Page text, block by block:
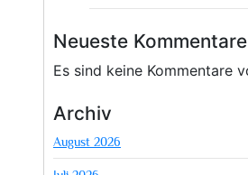
Neueste Kommentare
Es sind keine Kommentare
Archiv
August 2026